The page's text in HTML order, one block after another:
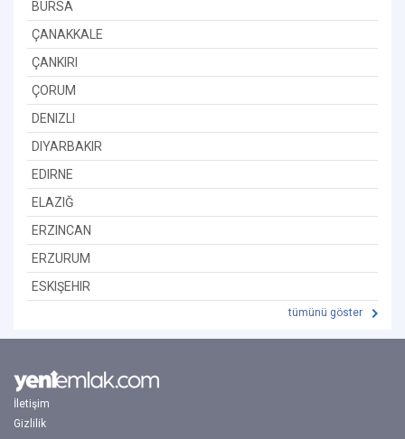
BURSA
ÇANAKKALE
ÇANKIRI
ÇORUM
DENIZLI
DIYARBAKIR
EDIRNE
ELAZIĞ
ERZINCAN
ERZURUM
ESKIŞEHIR
tümünü göster
İletişim
Gizlilik